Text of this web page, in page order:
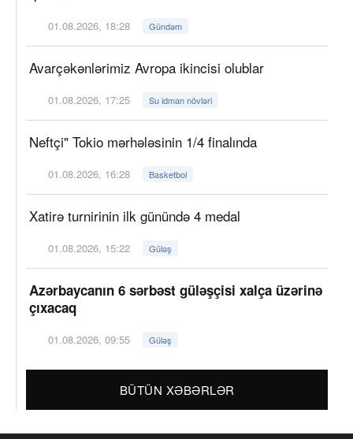
01.08.2026, 18:28 Gündəm
Avarçəkənlərimiz Avropa ikincisi olublar
01.08.2026, 17:25 Su idman növləri
Neftçi" Tokio mərhələsinin 1/4 finalında
01.08.2026, 16:28 Basketbol
Xatirə turnirinin ilk günündə 4 medal
01.08.2026, 15:22 Güləş
Azərbaycanın 6 sərbəst güləşçisi xalça üzərinə
çıxacaq
01.08.2026, 09:55 Güləş
BÜTÜN XƏBƏRLƏR